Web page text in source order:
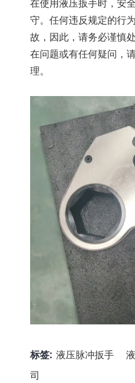
在使用液压扳手时，安
守。任何违反规定的行
故，因此，请务必谨慎
在问题或有任何疑问，
理。
标签: 液压脉冲扳手
司